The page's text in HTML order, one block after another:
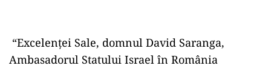
“Excelenței Sale, domnul David Saranga,
Ambasadorul Statului Israel în România